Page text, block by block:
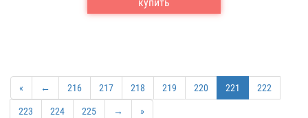
« ← 216 217 218 219 220 221 222
223 224 225 → »